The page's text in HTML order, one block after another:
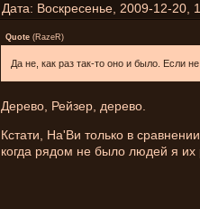
Дата: Воскресенье, 2009-12-
Quote (RazeR)
Да не, как раз так-то оно и было. Если
Дерево, Рейзер, дерево.
Кстати, На'Ви только в
когда рядом не было людей я их